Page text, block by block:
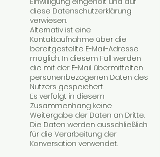
diese Datenschutzerklärung
verwiesen.
Alternativ ist eine
Kontaktaufnahme über die
bereitgestellte E-Mail-Adresse
möglich. In diesem Fall werden
die mit der E-Mail übermittelten
personenbezogenen Daten des
Nutzers gespeichert.
Es verfolgt in diesem
Zusammenhang keine
Weitergabe der Daten an Dritte.
Die Daten werden ausschließlich
für die Verarbeitung der
Konversation verwendet.